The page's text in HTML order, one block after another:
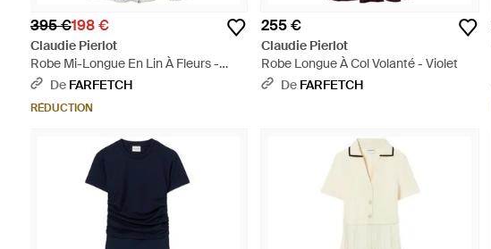
395 €198 €
Claudie Pierlot
Robe Mi-Longue En Lin À Fleurs -
Blanc
De FARFETCH
RÉDUCTION
255 €
Claudie Pierlot
Robe Longue À Col Volanté - Violet
De FARFETCH